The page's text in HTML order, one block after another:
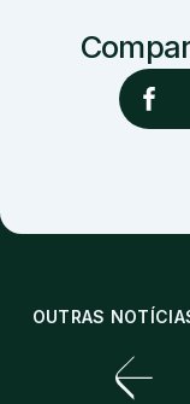
OUTRAS